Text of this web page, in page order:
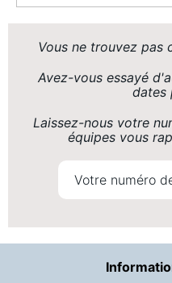
Vous ne trouvez pas
Avez-vous essayé
dates
Laissez-nous votre
équipes vous